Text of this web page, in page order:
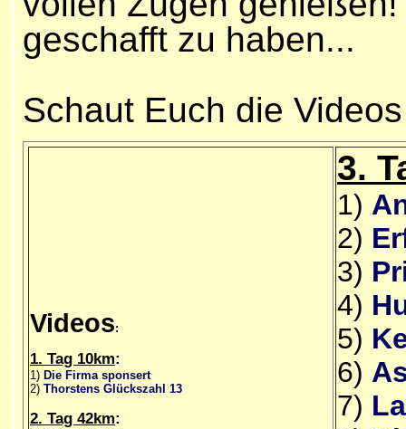
geschafft zu haben...
Schaut Euch die
Videos:
1. Tag 10km:
1) Die Firma sponsert
2) Thorstens Glückszahl 13
2. Tag 42km:
3.
1)
2)
3)
4)
5)
6)
7)